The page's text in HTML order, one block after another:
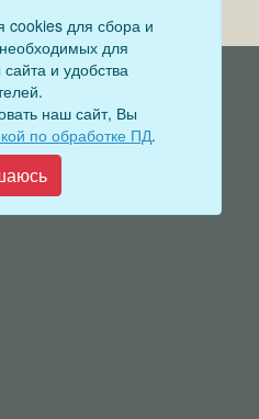
Деятельность прокуратуры
Муниципальный контроль
Меры пожарной безопасности
Формирование комфортной
городской среды
cookies для сбора и
для
и удобства
наш сайт, Вы
по обработке ПД.